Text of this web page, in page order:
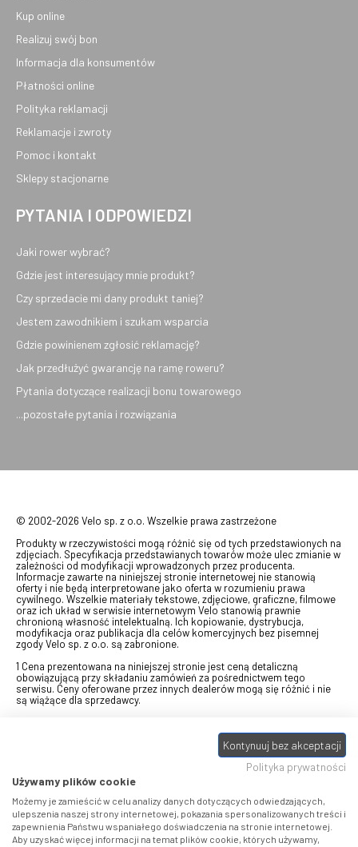
Kup online
Realizuj swój bon
Informacja dla konsumentów
Płatności online
Polityka reklamacji
Reklamacje i zwroty
Pomoc i kontakt
Sklepy stacjonarne
PYTANIA I ODPOWIEDZI
Jaki rower wybrać?
Gdzie jest interesujący mnie produkt?
Czy sprzedacie mi dany produkt taniej?
Jestem zawodnikiem i szukam wsparcia
Gdzie powinienem zgłosić reklamację?
Jak przedłużyć gwarancję na ramę roweru?
Pytania dotyczące realizacji bonu towarowego
...pozostałe pytania i rozwiązania
© 2002-2026 Velo sp. z o.o. Wszelkie prawa zastrzeżone
Produkty w rzeczywistości mogą różnić się od tych przedstawionych na
zdjęciach. Specyfikacja przedstawianych towarów może ulec zmianie w
zależności od modyfikacji wprowadzonych przez producenta.
Informacje zawarte na niniejszej stronie internetowej nie stanowią
oferty i nie będą interpretowane jako oferta w rozumieniu prawa
cywilnego. Wszelkie materiały tekstowe, zdjęciowe, graficzne, filmowe
oraz ich układ w serwisie internetowym Velo stanowią prawnie
chronioną własność intelektualną. Ich kopiowanie, dystrybucja,
modyfikacja oraz publikacja dla celów komercyjnych bez pisemnej
zgody Velo sp. z o.o. są zabronione.
1 Cena prezentowana na niniejszej stronie jest ceną detaliczną
obowiązującą przy składaniu zamówień za pośrednictwem tego
serwisu. Ceny oferowane przez innych dealerów mogą się różnić i nie
są wiążące dla sprzedawcy.
swój bon" na towary z oferty VELO, aktualnie dostępnej na stronie
, w ramach sprzedaży premiowej. Dowiedz się jak
stronie promocji. Prezentowana wartość
eBonu uwzględnia fakt wyrażenia - w procesie rejestracji w Panelu
klienta- zgody na otrzymywanie drogą mailową informacji handlowo-
marketingowe, np. newsletter rowerowy. W przypadku braku zgody
wartość eBonu zostanie obniżona o 10 zł.
Pamiętaj, że eBony za produkty SIDI dotyczą zakupów w sklepach
SIDI Center, produkty Castelli zakupów w placówkach tworzących
Kontynuuj bez akceptacji
Polityka prywatności
Używamy plików cookie
Możemy je zamieścić w celu analizy danych dotyczących odwiedzających,
ulepszenia naszej strony internetowej, pokazania spersonalizowanych treści i
zapewnienia Państwu wspaniałego doświadczenia na stronie internetowej.
Aby uzyskać więcej informacji na temat plików cookie, których używamy,